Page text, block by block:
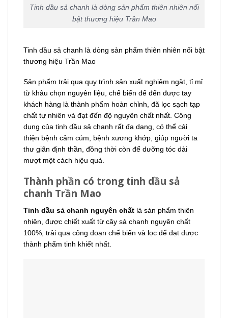
Tinh dầu sả chanh là dòng sản phẩm thiên nhiên nổi
bật thương hiệu Trần Mao
Tinh dầu sả chanh là dòng sản phẩm thiên nhiên nổi bật
thương hiệu Trần Mao
Sản phẩm trải qua quy trình sản xuất nghiêm ngặt, tỉ mỉ
từ khâu chọn nguyên liệu, chế biến để đến được tay
khách hàng là thành phẩm hoàn chỉnh, đã lọc sạch tạp
chất tự nhiên và đạt đến độ nguyên chất nhất. Công
dụng của tinh dầu sả chanh rất đa dạng, có thể cải
thiện bệnh cảm cúm, bệnh xương khớp, giúp người ta
thư giãn định thần, đồng thời còn để dưỡng tóc dài
mượt một cách hiệu quả.
Thành phần có trong tinh dầu sả
chanh Trần Mao
Tinh dầu sả chanh nguyên chất là sản phẩm thiên
nhiên, được chiết xuất từ cây sả chanh nguyên chất
100%, trải qua công đoạn chế biến và lọc để đạt được
thành phẩm tinh khiết nhất.